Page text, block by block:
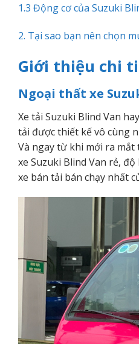
1.3 Động cơ của Suzuki
2. Tại sao bạn nên chọn
Giới thiệu chi
Ngoại thất xe
Xe tải Suzuki Blind Van
tải được thiết kế vô cùng
Và ngay từ khi mới ra
xe Suzuki Blind Van rẻ,
xe bán tải bán chạy nhất